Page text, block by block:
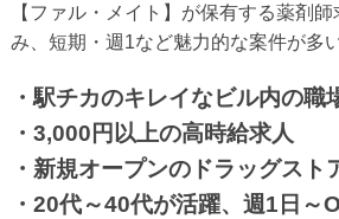
【ファル・メイト】が保有する薬剤
み、短期・週1など魅力的な案件が多
・駅チカのキレイなビル内の職
・3,000円以上の高時給求人
・新規オープンのドラッグスト
・20代～40代が活躍、週1日～